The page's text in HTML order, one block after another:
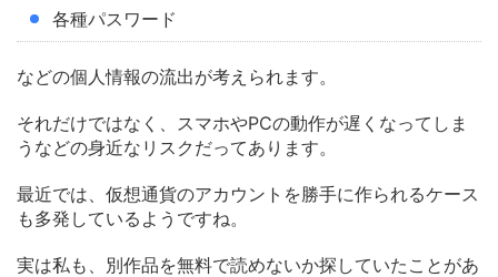
各種パスワード
などの個人情報の流出が考えられます。
それだけではなく、スマホやPCの動作が遅くなってしま
うなどの身近なリスクだってあります。
最近では、仮想通貨のアカウントを勝手に作られるケース
も多発しているようですね。
実は私も、別作品を無料で読めないか探していたことがあ